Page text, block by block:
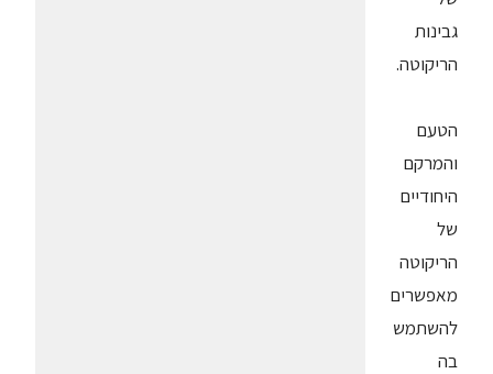
גבינות
הריקוטה.
הטעם
והמרקם
היחודיים
של
הריקוטה
מאפשרים
להשתמש
בה